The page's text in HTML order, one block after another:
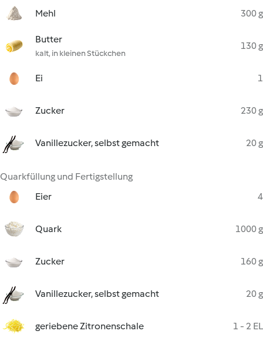
Mehl
300 g
Butter
kalt, in kleinen Stückchen
130 g
Ei 1
Zucker 230 g
Vanillezucker, selbst gemacht 20 g
Quarkfüllung und Fertigstellung
Eier
4
Quark 1000 g
Zucker 160 g
Vanillezucker, selbst gemacht 20 g
geriebene Zitronenschale 1 - 2 EL